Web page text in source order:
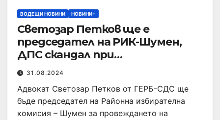
ВОДЕЩИ НОВИНИ НОВИНИ+
Светозар Петков ще е
председател на РИК-Шумен,
ДПС скандал при
консултациите
31.08.2024
Адвокат Светозар Петков от ГЕРБ-СДС ще
бъде председател на Районна избирателна
комисия – Шумен за провеждането на